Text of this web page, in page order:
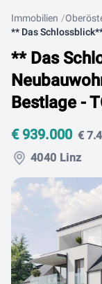
Immobilien
** Das
Bestlage -
€ 939.000 €
4040 Linz